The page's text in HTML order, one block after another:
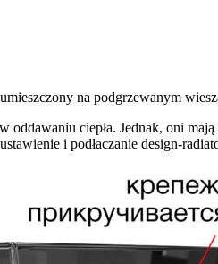
na podgrzewanym
oddawaniu ciepła. Jednak, oni
i podłaczanie design-